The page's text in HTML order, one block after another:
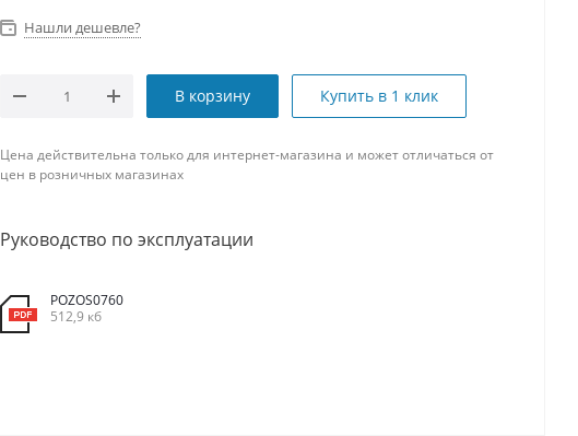
Нашли дешевле?
В корзину Купить в 1 клик
Цена действительна только для интернет-магазина и может отличаться от
цен в розничных магазинах
Руководство по эксплуатации
POZOS0760
512,9 кб